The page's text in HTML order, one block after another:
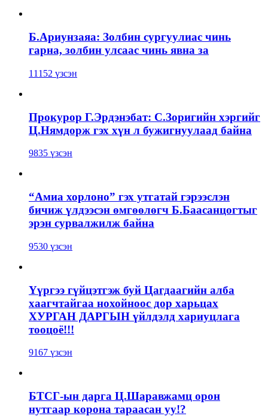
Б.Ариунзаяа: Золбин сургуулиас чинь
гарна, золбин улсаас чинь явна за
11152 үзсэн
Прокурор Г.Эрдэнэбат: С.Зоригийн хэргийг
Ц.Нямдорж гэх хүн л бужигнуулаад байна
9835 үзсэн
“Амиа хорлоно” гэх утгатай гэрээслэн
бичиж үлдээсэн өмгөөлөгч Б.Баасанцогтыг
эрэн сурвалжилж байна
9530 үзсэн
Үүргээ гүйцэтгэж буй Цагдаагийн алба
хаагчтайгаа нохойноос дор харьцах
ХУРГАН ДАРГЫН үйлдэлд хариуцлага
тооцоё!!!
9167 үзсэн
БТСГ-ын дарга Ц.Шаравжамц орон
нутгаар корона тараасан уу!?